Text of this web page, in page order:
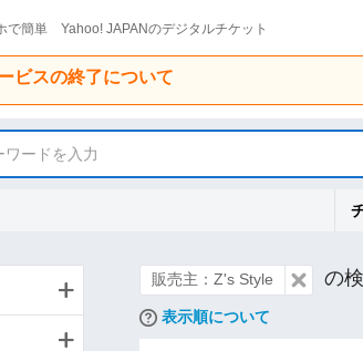
で簡単 Yahoo! JAPANのデジタルチケット
ビスの終了について
ワードを入力
販売主：Z's Style の
表示順について